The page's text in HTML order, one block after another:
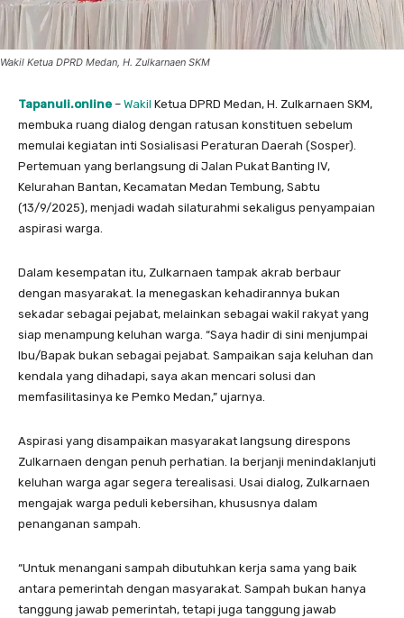
Wakil Ketua DPRD Medan, H. Zulkarnaen SKM
Tapanuli.online – Wakil Ketua DPRD Medan, H. Zulkarnaen SKM,
membuka ruang dialog dengan ratusan konstituen sebelum
memulai kegiatan inti Sosialisasi Peraturan Daerah (Sosper).
Pertemuan yang berlangsung di Jalan Pukat Banting IV,
Kelurahan Bantan, Kecamatan Medan Tembung, Sabtu
(13/9/2025), menjadi wadah silaturahmi sekaligus penyampaian
aspirasi warga.
Dalam kesempatan itu, Zulkarnaen tampak akrab berbaur
dengan masyarakat. Ia menegaskan kehadirannya bukan
sekadar sebagai pejabat, melainkan sebagai wakil rakyat yang
siap menampung keluhan warga. “Saya hadir di sini menjumpai
Ibu/Bapak bukan sebagai pejabat. Sampaikan saja keluhan dan
kendala yang dihadapi, saya akan mencari solusi dan
memfasilitasinya ke Pemko Medan,” ujarnya.
Aspirasi yang disampaikan masyarakat langsung direspons
Zulkarnaen dengan penuh perhatian. Ia berjanji menindaklanjuti
keluhan warga agar segera terealisasi. Usai dialog, Zulkarnaen
mengajak warga peduli kebersihan, khususnya dalam
penanganan sampah.
“Untuk menangani sampah dibutuhkan kerja sama yang baik
antara pemerintah dengan masyarakat. Sampah bukan hanya
tanggung jawab pemerintah, tetapi juga tanggung jawab